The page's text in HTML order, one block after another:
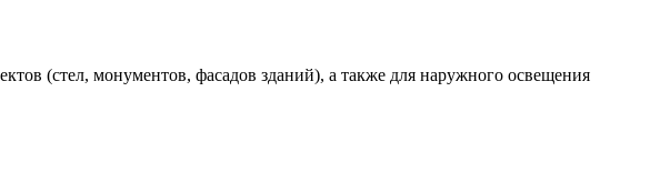
(стел, монументов, фасадов зданий), а также для наружного освещения